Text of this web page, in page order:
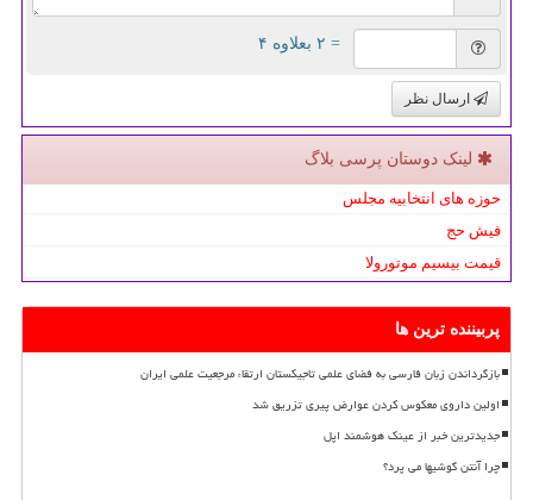
= ۲ بعلاوه ۴
ارسال نظر
لینک دوستان پرسی بلاگ
حوزه های انتخابیه مجلس
فیش حج
قیمت بیسیم موتورولا
پربیننده ترین ها
بازگرداندن زبان فارسی به فضای علمی تاجیکستان ارتقاء مرجعیت علمی ایران
اولین داروی معکوس کردن عوارض پیری تزریق شد
جدیدترین خبر از عینک هوشمند اپل
چرا آنتن گوشیها می پرد؟